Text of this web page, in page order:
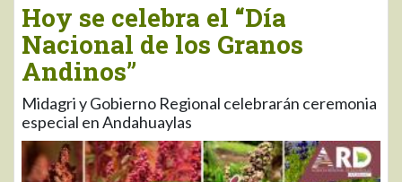
Hoy se celebra el “Día
Nacional de los Granos
Andinos”
Midagri y Gobierno Regional celebrarán ceremonia
especial en Andahuaylas